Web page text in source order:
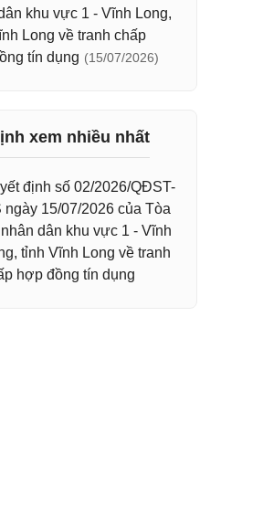
khu vực 1 - Vĩnh Long,
Long về tranh chấp
tín dụng (15/07/2026)
xem nhiều nhất
định số 02/2026/QĐST-
ngày 15/07/2026 của Tòa
dân khu vực 1 - Vĩnh
tỉnh Vĩnh Long về tranh
hợp đồng tín dụng